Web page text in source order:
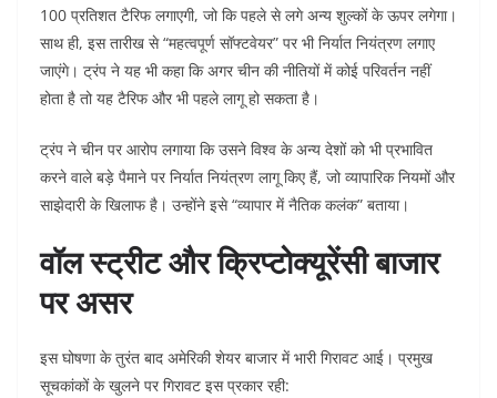
100 प्रतिशत टैरिफ लगाएगी, जो कि पहले से लगे अन्य शुल्कों के ऊपर लगेगा।
साथ ही, इस तारीख से “महत्वपूर्ण सॉफ्टवेयर” पर भी निर्यात नियंत्रण लगाए
जाएंगे। ट्रंप ने यह भी कहा कि अगर चीन की नीतियों में कोई परिवर्तन नहीं
होता है तो यह टैरिफ और भी पहले लागू हो सकता है।
ट्रंप ने चीन पर आरोप लगाया कि उसने विश्व के अन्य देशों को भी प्रभावित
करने वाले बड़े पैमाने पर निर्यात नियंत्रण लागू किए हैं, जो व्यापारिक नियमों और
साझेदारी के खिलाफ है। उन्होंने इसे “व्यापार में नैतिक कलंक” बताया।
वॉल स्ट्रीट और क्रिप्टोक्यूरेंसी बाजार
पर असर
इस घोषणा के तुरंत बाद अमेरिकी शेयर बाजार में भारी गिरावट आई। प्रमुख
सूचकांकों के खुलने पर गिरावट इस प्रकार रही: